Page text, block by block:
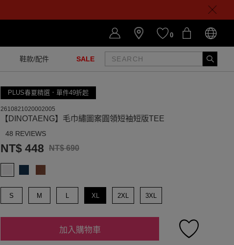
0
鞋款/配件 SALE
PLUS春夏精選．單件49折起
2610821020002005
【DINOTAENG】毛巾繡圖案圓領短袖短版TEE
48 REVIEWS
NT$ 448 NT$ 690
S M L XL 2XL 3XL
加入購物車